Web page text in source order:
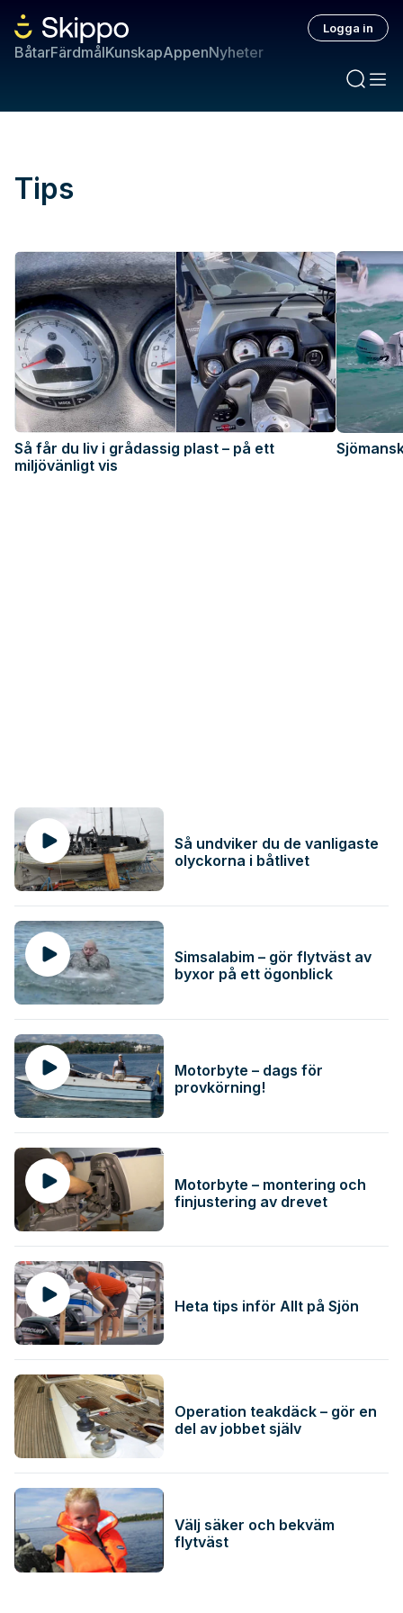
BåtarFärdmålKunskapAppenNyheter
Logga in
Tips
Så får du liv i grådassig plast – på ett
miljövänligt vis
Så undviker du de vanligaste
olyckorna i båtlivet
Simsalabim – gör flytväst av
byxor på ett ögonblick
Motorbyte – dags för
provkörning!
Motorbyte – montering och
finjustering av drevet
Heta tips inför Allt på Sjön
Operation teakdäck – gör en
del av jobbet själv
Välj säker och bekväm
flytväst